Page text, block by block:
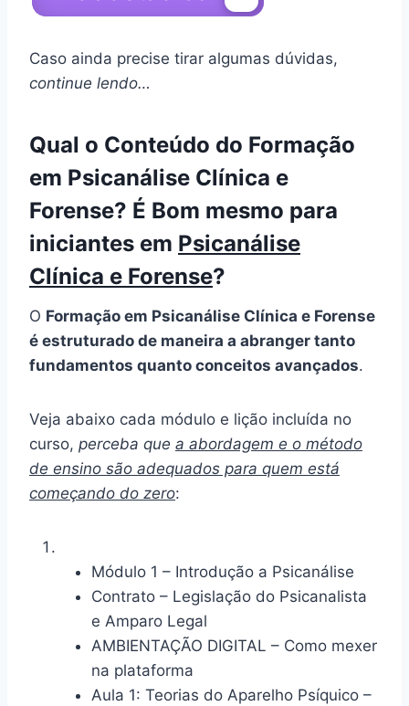
Caso ainda precise tirar algumas dúvidas,
continue lendo…
Qual o Conteúdo do Formação
em Psicanálise Clínica e
Forense? É Bom mesmo para
iniciantes em Psicanálise
Clínica e Forense?
O Formação em Psicanálise Clínica e Forense
é estruturado de maneira a abranger tanto
fundamentos quanto conceitos avançados.
Veja abaixo cada módulo e lição incluída no
curso, perceba que a abordagem e o método
de ensino são adequados para quem está
começando do zero:
Módulo 1 – Introdução a Psicanálise
Contrato – Legislação do Psicanalista
e Amparo Legal
AMBIENTAÇÃO DIGITAL – Como mexer
na plataforma
Aula 1: Teorias do Aparelho Psíquico –